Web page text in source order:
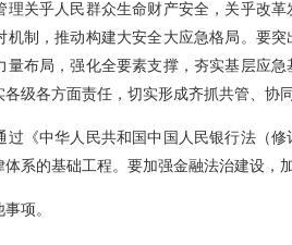
乎人民群众生命财产安全，关乎改革
机制，推动构建大安全大应急格局。要
量布局，强化全要素支撑，夯实基层应
各级各方面责任，切实形成齐抓共管、协
中华人民共和国中国人民银行法（修
体系的基础工程。要加强金融法治建设
项。